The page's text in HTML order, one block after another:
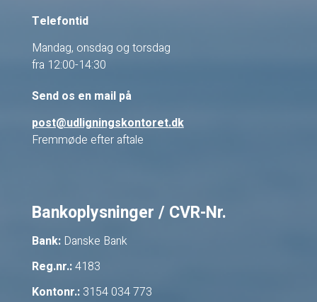
Telefontid
Mandag, onsdag og torsdag
fra 12:00-14:30
Send os en mail på
post@udligningskontoret.dk
Fremmøde efter aftale
Bankoplysninger / CVR-Nr.
Bank:Danske Bank
Reg.nr.:4183
Kontonr.:3154 034 773